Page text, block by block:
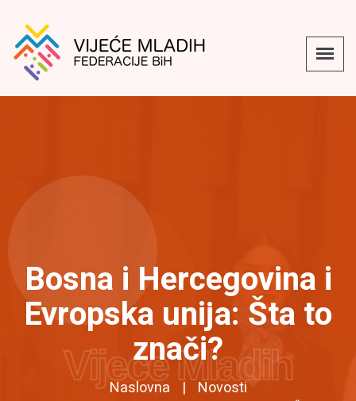
Bosna i Hercegovina i
Evropska unija: Šta to
znači?
Naslovna
Novosti
Vijeće Mladih